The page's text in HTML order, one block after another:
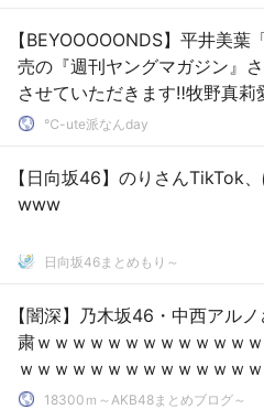
【BEYOOOOONDS】平井美葉
売の『週刊ヤングマガジン』
させていただきます‼️牧野真莉
よみよ～』って話しかけてくだ
℃-ute派なんday
【日向坂46】のりさんTikTok
www
日向坂46まとめもり～
【闇深】乃木坂46・中西アル
粛ｗｗｗｗｗｗｗｗｗｗｗｗ
ｗｗｗｗｗｗｗｗｗｗｗｗｗ
18300ｍ～AKB48まとめブログ～